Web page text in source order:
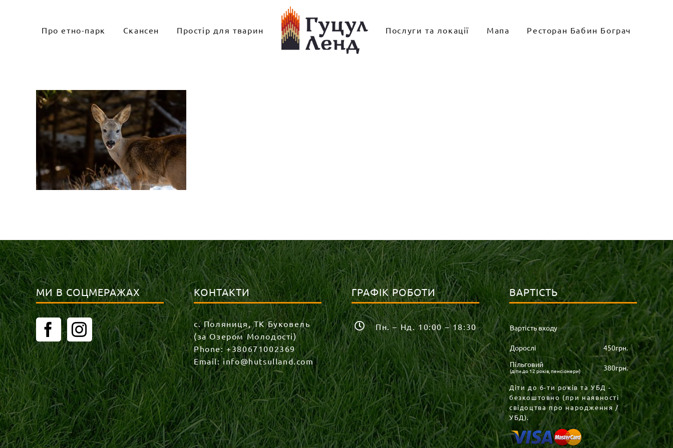
Про етно-парк Скансен Простір для тварин Послуги та локації Мапа Ресторан Бабин Бограч
МИ В СОЦМЕРАЖАХ КОНТАКТИ
с. Поляниця, ТК Буковель
(за Озером Молодості)
Phone:+380671002369
Email:info@hutsulland.com
ГРАФІК РОБОТИ
Пн. – Нд. 10:00 – 18:30
ВАРТІСТЬ
Вартість входу
Дорослі
450грн.
Пільговий
(діти до 12 років, пенсіонери) 380грн.
Діти до 6-ти років та УБД -
безкоштовно (при наявності
свідоцтва про народження /
УБД).